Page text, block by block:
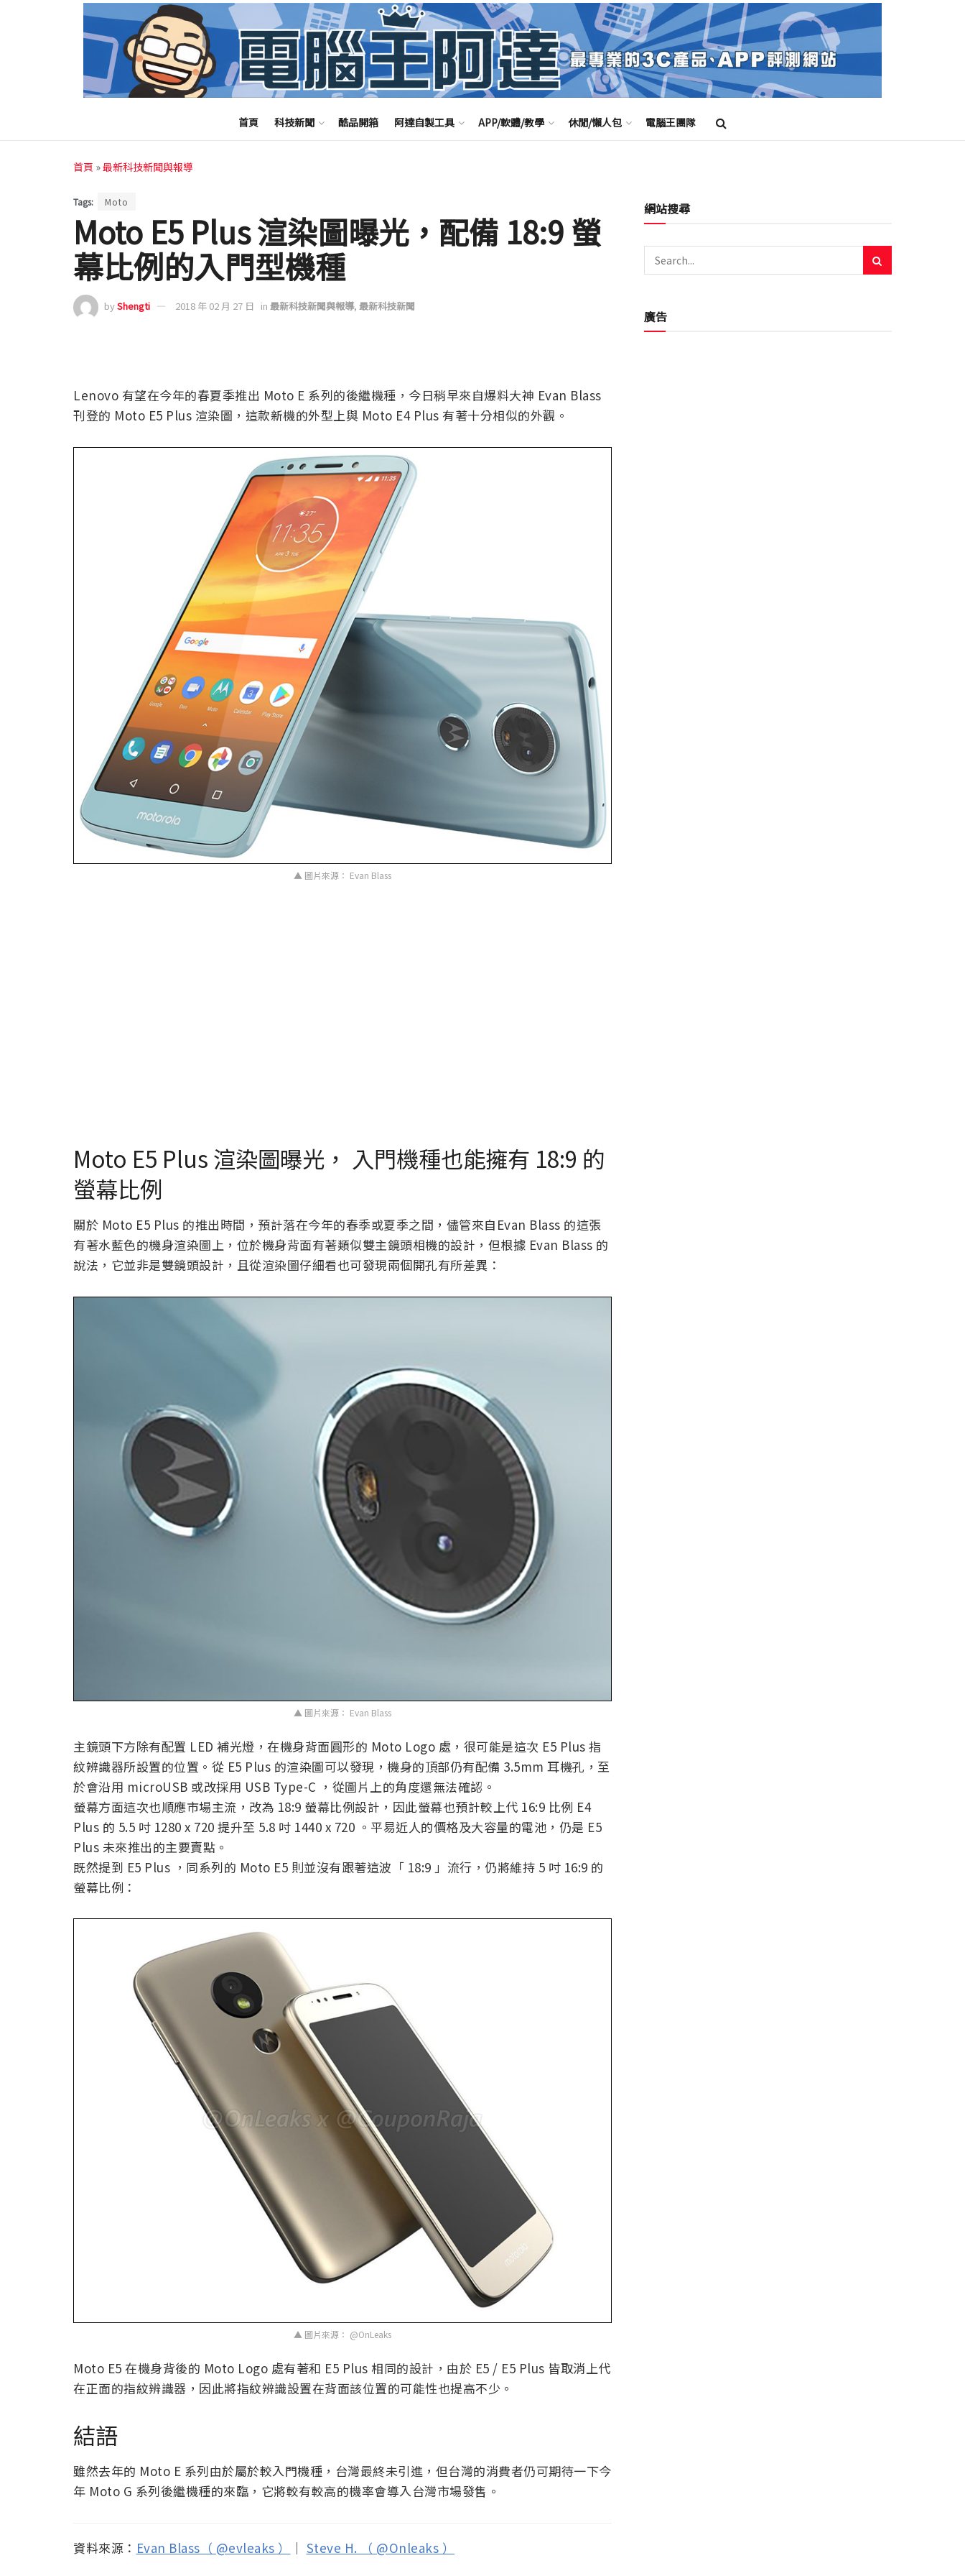
首頁 科技新聞 酷品開箱 阿達自製工具 APP/軟體/教學 休閒/懶人包 電腦王團隊
首頁 »最新科技新聞與報導
Tags: Moto
Moto E5 Plus 渲染圖曝光，配備 18:9 螢
幕比例的入門型機種
byShengti 2018 年 02 月 27 日 in 最新科技新聞與報導, 最新科技新聞
Lenovo 有望在今年的春夏季推出 Moto E 系列的後繼機種，今日稍早來自爆料大神 Evan Blass
刊登的 Moto E5 Plus 渲染圖，這款新機的外型上與 Moto E4 Plus 有著十分相似的外觀。
▲ 圖片來源： Evan Blass
Moto E5 Plus 渲染圖曝光， 入門機種也能擁有 18:9 的
螢幕比例
關於 Moto E5 Plus 的推出時間，預計落在今年的春季或夏季之間，儘管來自Evan Blass 的這張
有著水藍色的機身渲染圖上，位於機身背面有著類似雙主鏡頭相機的設計，但根據 Evan Blass 的
說法，它並非是雙鏡頭設計，且從渲染圖仔細看也可發現兩個開孔有所差異：
▲ 圖片來源： Evan Blass
主鏡頭下方除有配置 LED 補光燈，在機身背面圓形的 Moto Logo 處，很可能是這次 E5 Plus 指
紋辨識器所設置的位置。從 E5 Plus 的渲染圖可以發現，機身的頂部仍有配備 3.5mm 耳機孔，至
於會沿用 microUSB 或改採用 USB Type-C ，從圖片上的角度還無法確認。
螢幕方面這次也順應市場主流，改為 18:9 螢幕比例設計，因此螢幕也預計較上代 16:9 比例 E4
Plus 的 5.5 吋 1280 x 720 提升至 5.8 吋 1440 x 720 。平易近人的價格及大容量的電池，仍是 E5
Plus 未來推出的主要賣點。
既然提到 E5 Plus ，同系列的 Moto E5 則並沒有跟著這波「 18:9 」流行，仍將維持 5 吋 16:9 的
螢幕比例：
▲ 圖片來源： @OnLeaks
Moto E5 在機身背後的 Moto Logo 處有著和 E5 Plus 相同的設計，由於 E5 / E5 Plus 皆取消上代
在正面的指紋辨識器，因此將指紋辨識設置在背面該位置的可能性也提高不少。
結語
雖然去年的 Moto E 系列由於屬於較入門機種，台灣最終未引進，但台灣的消費者仍可期待一下今
年 Moto G 系列後繼機種的來臨，它將較有較高的機率會導入台灣市場發售。
資料來源： Evan Blass（ @evleaks ） ｜ Steve H. （ @Onleaks ）
網站搜尋
廣告